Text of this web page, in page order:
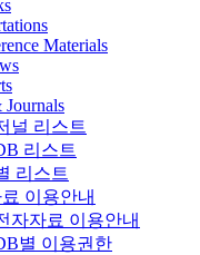
Materials
Journals
널 리스트
리스트
리스트
이용안내
자자료 이용안내
별 이용권한